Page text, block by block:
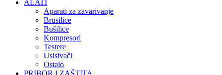
ALATI
Aparati za zavarivanje
Brusilice
Bušilice
Kompresori
Testere
Usisivači
Ostalo
PRIBOR I ZAŠTITA